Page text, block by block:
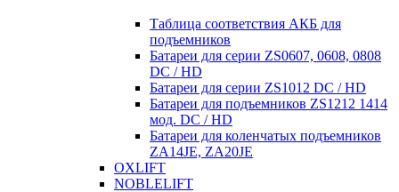
Таблица соответствия АКБ для
подъемников
Батареи для серии ZS0607, 0608, 0808
DC / HD
Батареи для серии ZS1012 DC / HD
Батареи для подъемников ZS1212 1414
мод. DC / HD
Батареи для коленчатых подъемников
ZA14JE, ZA20JE
OXLIFT
NOBLELIFT